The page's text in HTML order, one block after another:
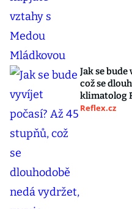
Jak se
což se
klimatolog
Reflex.cz